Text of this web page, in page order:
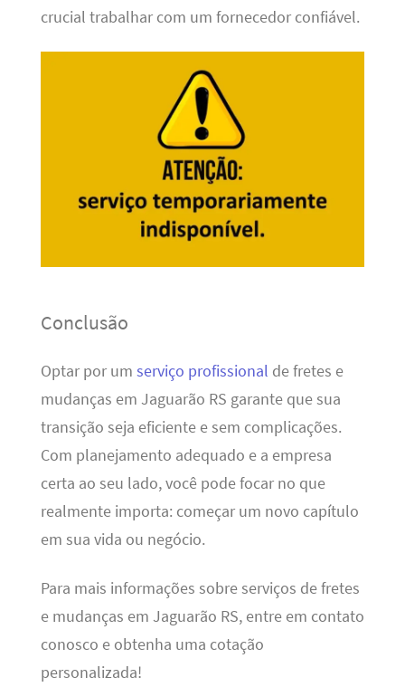
crucial trabalhar com um fornecedor confiável.
Conclusão
Optar por um serviço profissional de fretes e
mudanças em Jaguarão RS garante que sua
transição seja eficiente e sem complicações.
Com planejamento adequado e a empresa
certa ao seu lado, você pode focar no que
realmente importa: começar um novo capítulo
em sua vida ou negócio.
Para mais informações sobre serviços de fretes
e mudanças em Jaguarão RS, entre em contato
conosco e obtenha uma cotação
personalizada!